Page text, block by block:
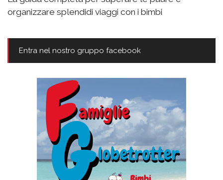
organizzare splendidi viaggi con i bimbi
Entra nel nostro gruppo facebook